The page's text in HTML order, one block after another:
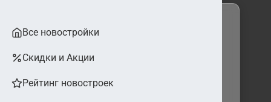
Все новостройки
Скидки и Акции
Рейтинг новостроек